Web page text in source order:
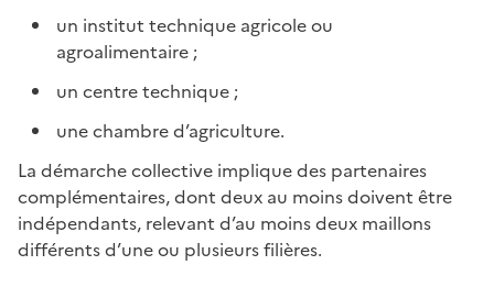
un institut technique agricole ou
agroalimentaire ;
un centre technique ;
une chambre d’agriculture.
La démarche collective implique des partenaires
complémentaires, dont deux au moins doivent être
indépendants, relevant d’au moins deux maillons
différents d’une ou plusieurs filières.